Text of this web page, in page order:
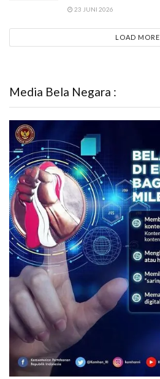
23 JUNI 2026
LOAD MORE
Media Bela Negara :